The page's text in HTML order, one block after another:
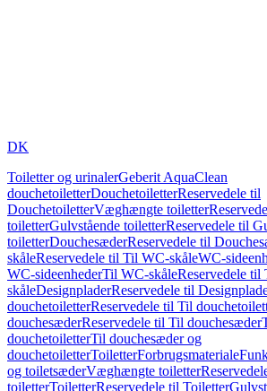
DK
Toiletter og urinalerGeberit AquaClean
douchetoiletterDouchetoiletterReservedele til
DouchetoiletterVæghængte toiletter
toiletterGulvstående toiletterReservedele til
toiletterDouchesæderReservedele til
skåleReservedele til Til WC-skåleWC-
WC-sideenhederTil WC-skåleReservedele
skåleDesignpladerReservedele til
douchetoiletterReservedele til Til
douchesæderReservedele til Til douchesæder
douchetoiletterTil douchesæder og
douchetoiletterToiletterForbrugsmateriale
og toiletsæderVæghængte toiletter
toiletterToiletterReservedele til Toiletter